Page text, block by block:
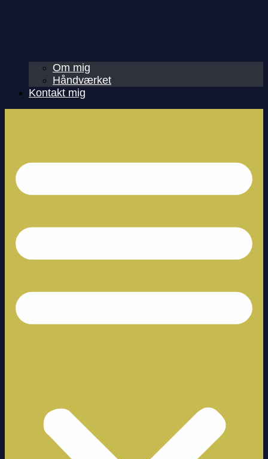
Om mig
Håndværket
Kontakt mig